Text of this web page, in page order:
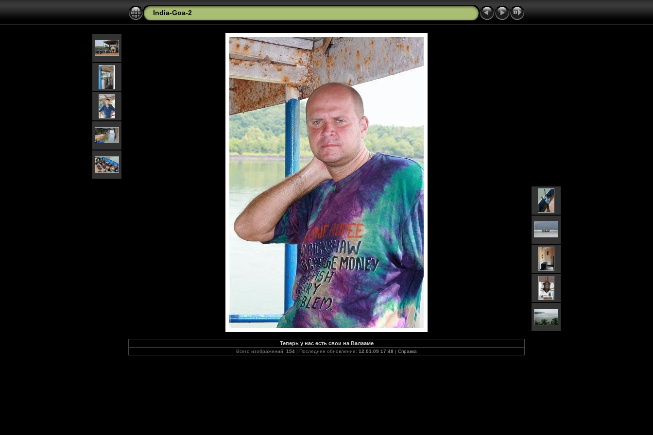
India-Goa-2
Теперь у нас есть свои на Валааме
Всего изображений: 154 | Последнее обновление: 12.01.09 17:48 | Справка